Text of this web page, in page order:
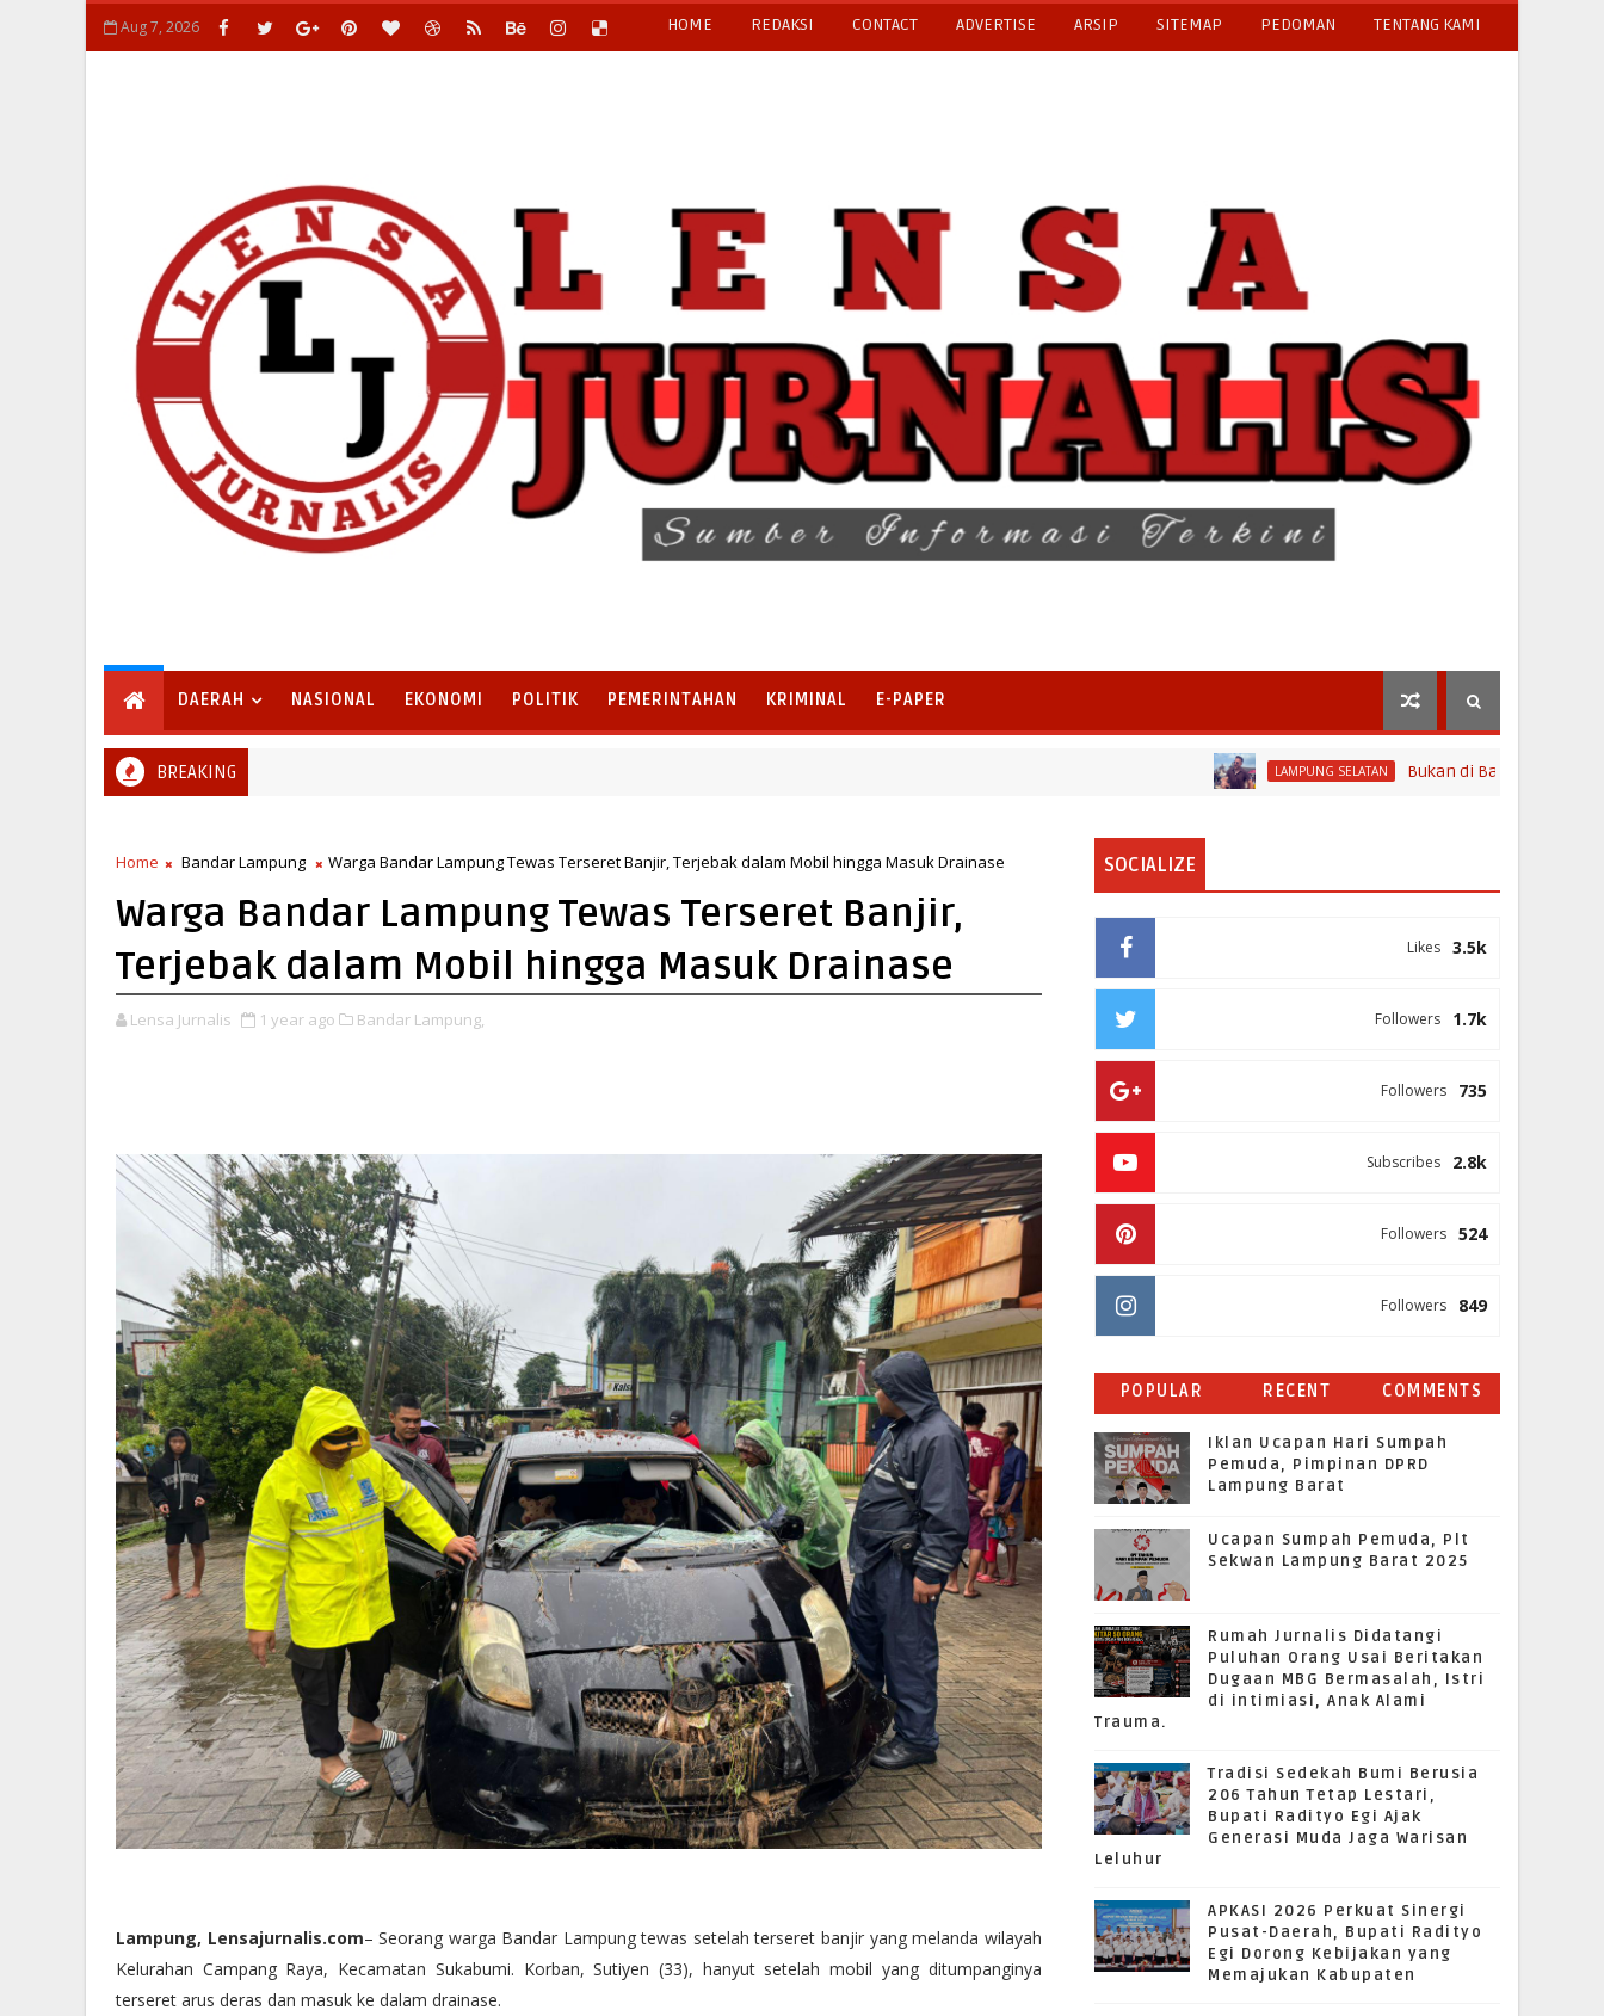
Aug 7, 2026 HOME REDAKSI CONTACT ADVERTISE ARSIP SITEMAP PEDOMAN TENTANG KAMI
DAERAH NASIONAL EKONOMI POLITIK PEMERINTAHAN KRIMINAL E-PAPER
BREAKING LAMPUNG SELATAN Bukan di Bali, Ngaben Massal
Home Bandar Lampung Warga Bandar Lampung Tewas Terseret Banjir, Terjebak dalam Mobil hingga Masuk Drainase
Warga Bandar Lampung Tewas Terseret Banjir,
Terjebak dalam Mobil hingga Masuk Drainase
Lensa Jurnalis 1 year ago Bandar Lampung,
Lampung, Lensajurnalis.com– Seorang warga Bandar Lampung tewas setelah terseret banjir yang melanda wilayah
Kelurahan Campang Raya, Kecamatan Sukabumi. Korban, Sutiyen (33), hanyut setelah mobil yang ditumpanginya
terseret arus deras dan masuk ke dalam drainase.
SOCIALIZE
3.5k
Likes
1.7k
Followers
735
Followers
2.8k
Subscribes
524
Followers
849
Followers
POPULAR RECENT COMMENTS
Iklan Ucapan Hari Sumpah
Pemuda, Pimpinan DPRD
Lampung Barat
Ucapan Sumpah Pemuda, Plt
Sekwan Lampung Barat 2025
Rumah Jurnalis Didatangi
Puluhan Orang Usai Beritakan
Dugaan MBG Bermasalah, Istri
di intimiasi, Anak Alami
Trauma.
Tradisi Sedekah Bumi Berusia
206 Tahun Tetap Lestari,
Bupati Radityo Egi Ajak
Generasi Muda Jaga Warisan
Leluhur
APKASI 2026 Perkuat Sinergi
Pusat-Daerah, Bupati Radityo
Egi Dorong Kebijakan yang
Memajukan Kabupaten